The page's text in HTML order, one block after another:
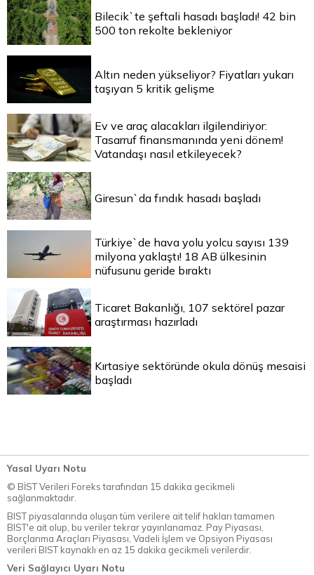
Bilecik`te şeftali hasadı başladı! 42 bin
500 ton rekolte bekleniyor
Altın neden yükseliyor? Fiyatları yukarı
taşıyan 5 kritik gelişme
Ev ve araç alacakları ilgilendiriyor:
Tasarruf finansmanında yeni dönem!
Vatandaşı nasıl etkileyecek?
Giresun`da fındık hasadı başladı
Türkiye`de hava yolu yolcu sayısı 139
milyona yaklaştı! 18 AB ülkesinin
nüfusunu geride bıraktı
Ticaret Bakanlığı, 107 sektörel pazar
araştırması hazırladı
Kırtasiye sektöründe okula dönüş mesaisi
başladı
Yasal Uyarı Notu
© BİST Verileri Foreks tarafından 15 dakika gecikmeli
sağlanmaktadır.
BIST piyasalarında oluşan tüm verilere ait telif hakları tamamen
BIST'e ait olup, bu veriler tekrar yayınlanamaz. Pay Piyasası,
Borçlanma Araçları Piyasası, Vadeli İşlem ve Opsiyon Piyasası
verileri BIST kaynaklı en az 15 dakika gecikmeli verilerdir.
Veri Sağlayıcı Uyarı Notu